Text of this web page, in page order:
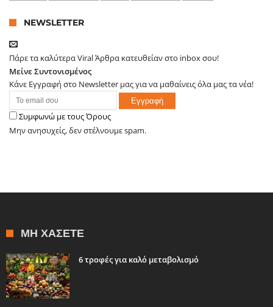
NEWSLETTER
Πάρε τα καλύτερα Viral Άρθρα κατευθείαν στο inbox σου!
Μείνε Συντονισμένος
Κάνε Εγγραφή στο Newsletter μας για να μαθαίνεις όλα μας τα νέα!
Συμφωνώ με τους Όρους
Μην ανησυχείς, δεν στέλνουμε spam.
ΜΗ ΧΆΣΕΤΕ
6 τροφές για καλό μεταβολισμό